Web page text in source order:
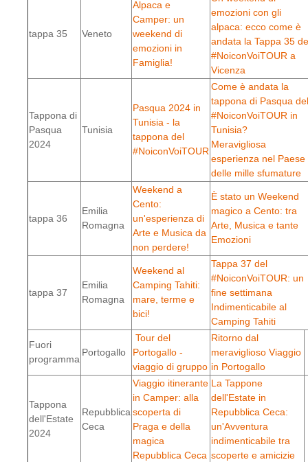
tappa 35 Veneto
Alpaca e
Camper: un
weekend di
emozioni in
Famiglia!
emozioni con gli
alpaca: ecco come è
andata la Tappa 35
#NoiconVoiTOUR a
Vicenza
Tappona di
Pasqua
2024
Tunisia
Pasqua 2024 in
Tunisia - la
tappona del
#NoiconVoiTOUR
Come è andata la
tappona di Pasqua del
#NoiconVoiTOUR in
Tunisia?
Meravigliosa
esperienza nel Paese
delle mille sfumature
tappa 36
Emilia
Romagna
Weekend a
Cento:
un'esperienza di
Arte e Musica da
non perdere!
È stato un Weekend
magico a Cento: tra
Arte, Musica e tante
Emozioni
tappa 37
Emilia
Romagna
Weekend al
Camping Tahiti:
mare, terme e
bici!
Tappa 37 del
#NoiconVoiTOUR: un
fine settimana
Indimenticabile al
Camping Tahiti
Fuori
programma
Portogallo
Tour del
Portogallo -
viaggio di gruppo
Ritorno dal
meraviglioso Viaggio
in Portogallo
Tappona
dell'Estate
2024
Repubblica
Ceca
Viaggio itinerante
in Camper: alla
scoperta di
Praga e della
magica
Repubblica Ceca
La Tappone
dell'Estate in
Repubblica Ceca:
un'Avventura
indimenticabile tra
scoperte e amicizie